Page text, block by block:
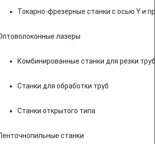
Токарно-фрезерные станки с осью Y и
лазеры
Комбинированные станки для резки
Станки для обработки труб
Станки открытого типа
станки